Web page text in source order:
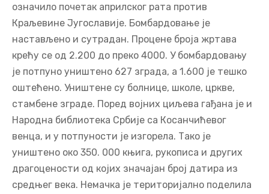
означило почетак априлског рата против
Краљевине Југославије. Бомбардовање је
настављено и сутрадан. Процене броја жртава
крећу се од 2.200 до преко 4000. У бомбардовању
је потпуно уништено 627 зграда, а 1.600 је тешко
оштећено. Уништене су болнице, школе, цркве,
стамбене зграде. Поред војних циљева гађана је и
Народна библиотека Србије са Косанчићевог
венца, и у потпуности је изгорела. Тако је
уништено око 350. 000 књига, рукописа и других
драгоцености од којих значајан број датира из
средњег века. Немачка је територијално поделила